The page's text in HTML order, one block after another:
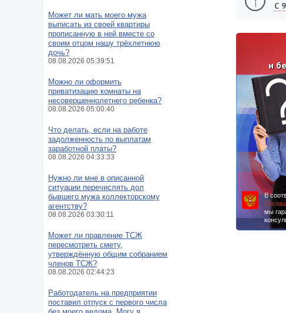
С
и
В
мы
Может ли мать моего мужа
выписать из своей квартиры
прописанную в ней вместе со
своим отцом нашу трёхлетнюю
дочь?
08.08.2026 05:39:51
Можно ли оформить
приватизацию комнаты на
несовершеннолетнего ребенка?
08.08.2026 05:00:40
Что делать, если на работе
задолженность по выплатам
заработной платы?
08.08.2026 04:33:33
Нужно ли мне в описанной
ситуации перечислять дол
бывшего мужа коллекторскому
агентству?
08.08.2026 03:30:11
Может ли правление ТСЖ
пересмотреть смету,
утверждённую общим собранием
членов ТСЖ?
08.08.2026 02:44:23
Работодатель на предприятии
поставил отпуск с первого числа